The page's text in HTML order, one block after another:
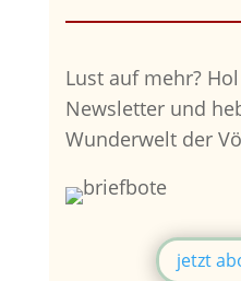
Lust auf mehr?
Newsletter und
Wunderwelt der
jetzt